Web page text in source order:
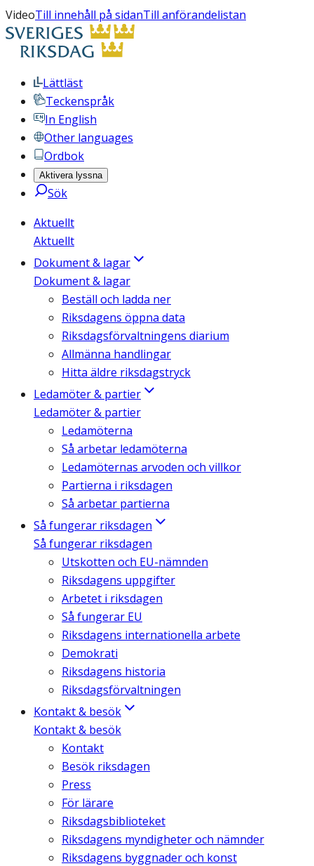
VideoTill innehåll på sidanTill anförandelistan
Lättläst
Teckenspråk
In English
Other languages
Ordbok
Aktivera lyssna
Sök
Aktuellt
Aktuellt
Dokument & lagar
Dokument & lagar
Beställ och ladda ner
Riksdagens öppna data
Riksdagsförvaltningens diarium
Allmänna handlingar
Hitta äldre riksdagstryck
Ledamöter & partier
Ledamöter & partier
Ledamöterna
Så arbetar ledamöterna
Ledamöternas arvoden och villkor
Partierna i riksdagen
Så arbetar partierna
Så fungerar riksdagen
Så fungerar riksdagen
Utskotten och EU-nämnden
Riksdagens uppgifter
Arbetet i riksdagen
Så fungerar EU
Riksdagens internationella arbete
Demokrati
Riksdagens historia
Riksdagsförvaltningen
Kontakt & besök
Kontakt & besök
Kontakt
Besök riksdagen
Press
För lärare
Riksdagsbiblioteket
Riksdagens myndigheter och nämnder
Riksdagens byggnader och konst